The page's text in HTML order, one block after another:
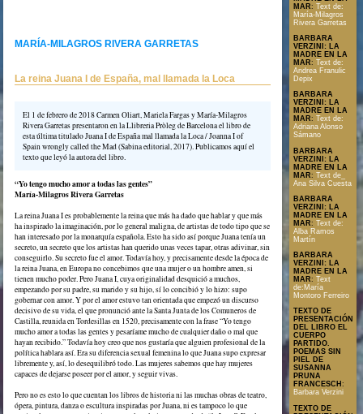
MARÍA-MILAGROS RIVERA GARRETAS
La reina Juana I de España, mal llamada la Loca
El 1 de febrero de 2018 Carmen Oliart, Mariela Fargas y María-Milagros
Rivera Garretas presentaron en la Llibreria Pròleg de Barcelona el libro de
esta última titulado Juana I de España mal llamada la Loca / Joanna I of
Spain wrongly called the Mad (Sabina editorial, 2017). Publicamos aquí el
texto que leyó la autora del libro.
“Yo tengo mucho amor a todas las gentes”
María-Milagros Rivera Garretas
La reina Juana I es probablemente la reina que más ha dado que hablar y que más
ha inspirado la imaginación, por lo general maligna, de artistas de todo tipo que se
han interesado por la monarquía española. Esto ha sido así porque Juana tenía un
secreto, un secreto que los artistas han querido unas veces tapar, otras adivinar, sin
conseguirlo. Su secreto fue el amor. Todavía hoy, y precisamente desde la época de
la reina Juana, en Europa no concebimos que una mujer o un hombre amen, si
tienen mucho poder. Pero Juana I, cuya originalidad desquició a muchos,
empezando por su padre, su marido y su hijo, sí lo concibió y lo hizo: supo
gobernar con amor. Y por el amor estuvo tan orientada que empezó un discurso
decisivo de su vida, el que pronunció ante la Santa Junta de los Comuneros de
Castilla, reunida en Tordesillas en 1520, precisamente con la frase “Yo tengo
mucho amor a todas las gentes y pesaríame mucho de cualquier daño o mal que
hayan recibido.” Todavía hoy creo que nos gustaría que alguien profesional de la
política hablara así. Era su diferencia sexual femenina lo que Juana supo expresar
libremente y, así, lo desequilibró todo. Las mujeres sabemos que hay mujeres
capaces de dejarse poseer por el amor, y seguir vivas.
Pero no es esto lo que cuentan los libros de historia ni las muchas obras de teatro,
ópera, pintura, danza o escultura inspiradas por Juana, ni es tampoco lo que
MAR: Text de:
María-Milagros
Rivera Garretas
BARBARA
VERZINI: LA
MADRE EN LA
MAR: Text de:
Andrea Franulic
Depix
BARBARA
VERZINI: LA
MADRE EN LA
MAR: Text de:
Adriana Alonso
Sámano
BARBARA
VERZINI: LA
MADRE EN LA
MAR: Text de_
Ana Silva Cuesta
BARBARA
VERZINI: LA
MADRE EN LA
MAR: Text de:
Alba Ramos
Martín
BARBARA
VERZINI: LA
MADRE EN LA
MAR: Text
de:María
Montoro Ferreiro
TEXTO DE
PRESENTACIÓN
DEL LIBRO EL
CUERPO
PARTIDO.
POEMAS SIN
PIEL DE
SUSANNA
PRUNA
FRANCESCH :
Barbara Verzini
TEXTO DE